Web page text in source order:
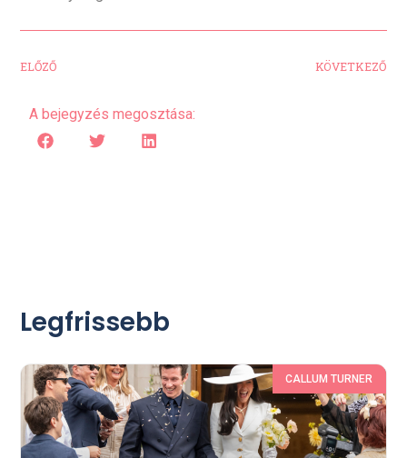
ELŐZŐ KÖVETKEZŐ
A bejegyzés megosztása:
Legfrissebb
CALLUM TURNER